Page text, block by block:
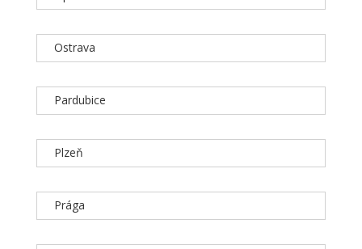
Ostrava
Pardubice
Plzeň
Prága